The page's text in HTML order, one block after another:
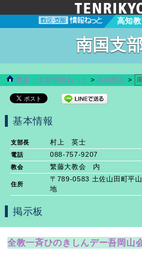
高知
南国支
教区・支部情報ねっと > 高知教区 >
基本情報
支部長 村上 英士
電話 088-757-9207
教会 繁藤大教会 内
住所
〒789-0583 土佐山田町平
地
掲示板
全教一斉ひのきしんデー吾岡山